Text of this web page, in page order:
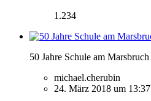
1.234
50 Jahre Schule am Marsbruch
michael.cherubin
24. März 2018 um 13:37